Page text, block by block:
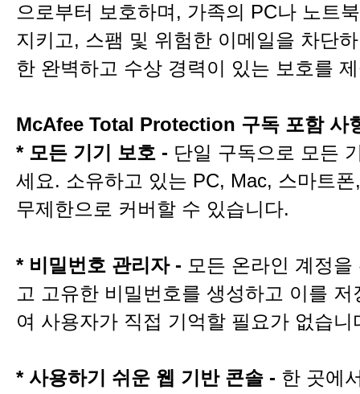
으로부터 보호하며, 가족의 PC나 노트
지키고, 스팸 및 위험한 이메일을 차단
한 완벽하고 수상 경력이 있는 보호를
McAfee Total Protection 구독 포함 사
* 모든 기기 보호 - 단일 구독으로 모든
세요. 소유하고 있는 PC, Mac, 스마트
무제한으로 커버할 수 있습니다.
* 비밀번호 관리자 - 모든 온라인 계정
고 고유한 비밀번호를 생성하고 이를 저
여 사용자가 직접 기억할 필요가 없습니
* 사용하기 쉬운 웹 기반 콘솔 - 한 곳에